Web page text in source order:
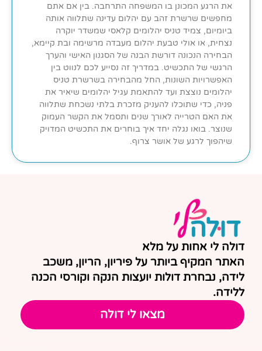
את הרגע המכונן בו המשפחה התרחבה. בין אם אתם
מחפשים שרשרת זהב עם יהלום עדינה שתלווה אותה
ביומיום, צמיד טניס יהלומים קלאסי שמשדר יוקרה
נצחית, או אולי טבעת יהלום מעבדה מרשימה ובת קיימא,
הבחירה הנכונה דורשת הבנה של הסגנון האישי והערך
הרגשי של התכשיט. במדריך זה נסייע לכם לנווט בין
האפשרויות השונות, החל מהבחירה בשרשרת טניס
יהלומים נוצצת ועד להתאמת עגיל יהלומים שיאיר את
פניה, כדי שתוכלו להעניק מזכרת בלתי נשכחת שתלווה
את האם הטרייה לאורך שנים ותסמל את הקשר העמוק
שנוצר. בואו נגלה יחד איך בוחרים את התכשיט המדויק
שיהפוך לרגע של אושר צרוף.
דולה לי אחות על מלא
האתר המקיף ביותר על פיריון, הריון, משכב
לידה, נבחרת דולות יועצות הנקה וקורסי הכנה
ללידה.
מצאו לי דולה